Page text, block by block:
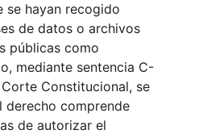
se hayan recogido
de datos o archivos
públicas como
mediante sentencia C-
Constitucional, se
derecho comprende
de autorizar el